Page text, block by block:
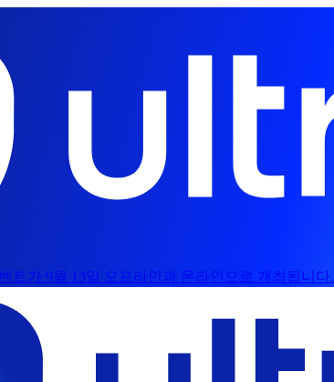
트가 9월 13일 오프라인과 온라인으로 개최됩니다.